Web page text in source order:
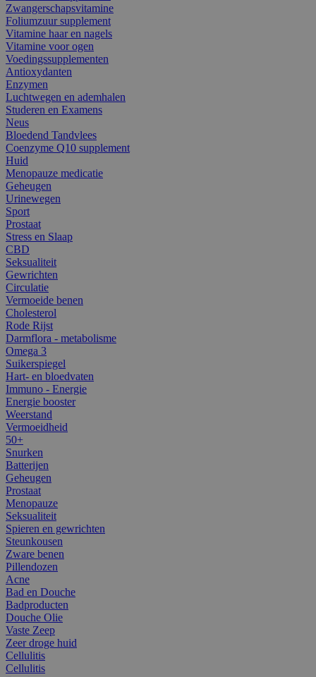
Zwangerschapsvitamine
Foliumzuur supplement
Vitamine haar en nagels
Vitamine voor ogen
Voedingssupplementen
Antioxydanten
Enzymen
Luchtwegen en ademhalen
Studeren en Examens
Neus
Bloedend Tandvlees
Coenzyme Q10 supplement
Huid
Menopauze medicatie
Geheugen
Urinewegen
Sport
Prostaat
Stress en Slaap
CBD
Seksualiteit
Gewrichten
Circulatie
Vermoeide benen
Cholesterol
Rode Rijst
Darmflora - metabolisme
Omega 3
Suikerspiegel
Hart- en bloedvaten
Immuno - Energie
Energie booster
Weerstand
Vermoeidheid
50+
Snurken
Batterijen
Geheugen
Prostaat
Menopauze
Seksualiteit
Spieren en gewrichten
Steunkousen
Zware benen
Pillendozen
Acne
Bad en Douche
Badproducten
Douche Olie
Vaste Zeep
Zeer droge huid
Cellulitis
Cellulitis